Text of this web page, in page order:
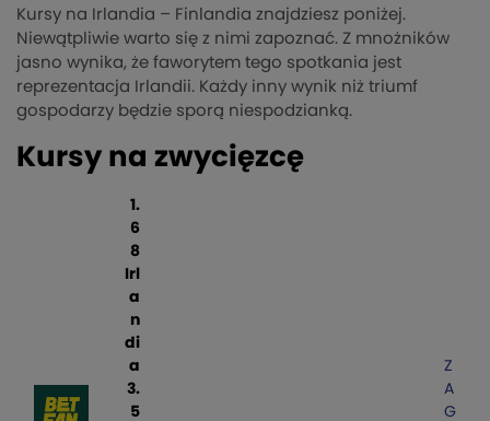
Kursy na Irlandia – Finlandia znajdziesz poniżej.
Niewątpliwie warto się z nimi zapoznać. Z mnożników
jasno wynika, że faworytem tego spotkania jest
reprezentacja Irlandii. Każdy inny wynik niż triumf
gospodarzy będzie sporą niespodzianką.
Kursy na zwycięzcę
1.
6
8
Irl
a
n
di
a
3.
5
Z
A
G